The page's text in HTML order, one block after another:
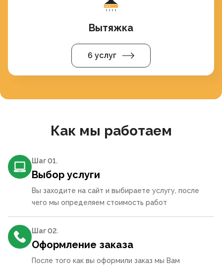
Вытяжка
6 услуг
Как мы работаем
Шаг 01.
Выбор услуги
Вы заходите на сайт и выбираете услугу, после
чего мы определяем стоимость работ
Шаг 02.
Оформление заказа
После того как вы оформили заказ мы Вам